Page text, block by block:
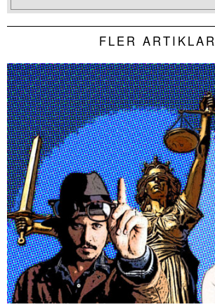
FLER ARTIKLAR